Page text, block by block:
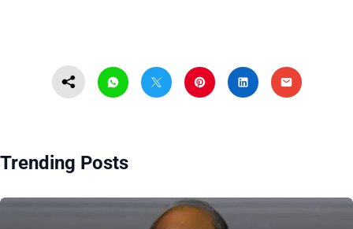
Trending Posts